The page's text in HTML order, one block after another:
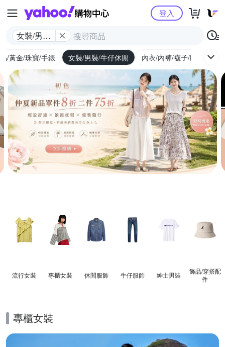
Yahoo購物中心
女裝/男裝/
登入
/黃金/珠寶/手錶 女裝/男裝/牛仔休閒 內衣/內褲/襪子/睡衣
流行女裝 專櫃女裝 休閒服飾 牛仔服飾 紳士​男裝
飾品​/​穿搭​配
件
專櫃女裝